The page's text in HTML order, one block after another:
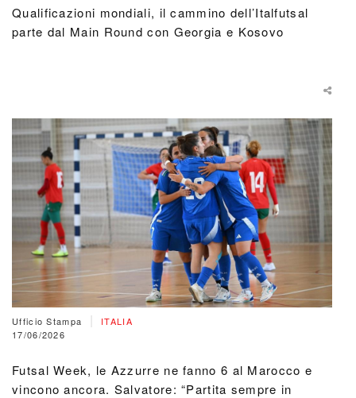
Qualificazioni mondiali, il cammino dell’Italfutsal
parte dal Main Round con Georgia e Kosovo
Ufficio Stampa
ITALIA
17/06/2026
Futsal Week, le Azzurre ne fanno 6 al Marocco e
vincono ancora. Salvatore: “Partita sempre in